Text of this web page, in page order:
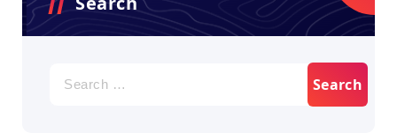
for: